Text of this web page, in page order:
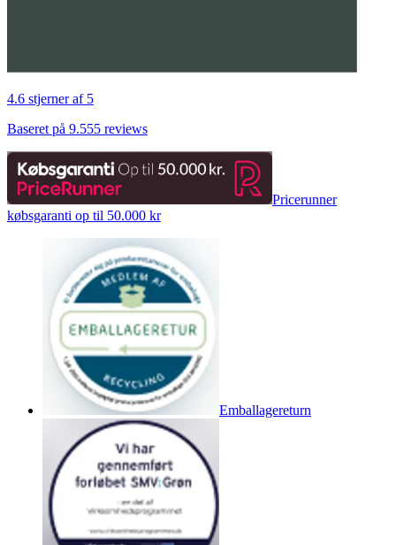
4.6 stjerner af 5
Baseret på 9.555 reviews
Pricerunner
købsgaranti op til 50.000 kr
Emballagereturn